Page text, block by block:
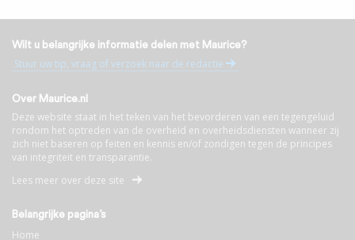
Wilt u belangrijke informatie delen met Maurice?
Stuur uw tip, vraag of verzoek naar de redactie
Over Maurice.nl
Deze website staat in het teken van het bevorderen van een tegengeluid
rondom het optreden van de overheid en overheidsdiensten wanneer zij
zich niet baseren op feiten en kennis en/of zondigen tegen de principes
van integriteit en transparantie.
Lees meer over deze site
Belangrijke pagina’s
Home